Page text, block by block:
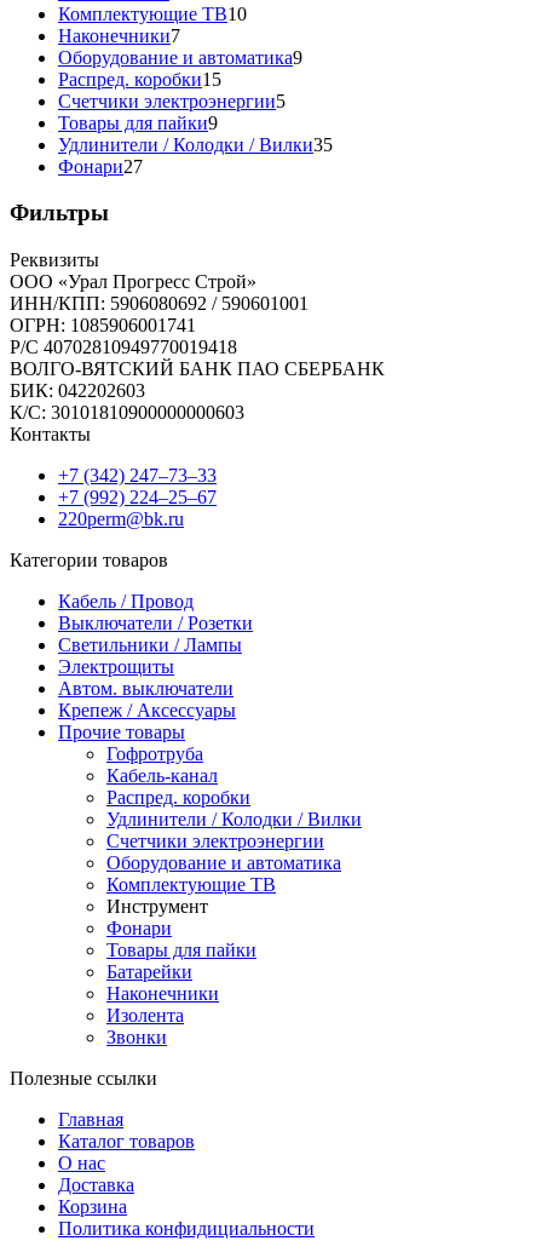
товаров
Комплектующие ТВ1010
Наконечники77
товаров
Оборудование и автоматика99
Распред. коробки1515
товаров
Счетчики электроэнергии55
Товары для пайки99
товаров
Удлинители / Колодки / Вилки3535
Фонари2727
Фильтры
Реквизиты
ООО «Урал Прогресс Строй»
ИНН/КПП: 5906080692 / 590601001
ОГРН: 1085906001741
Р/C 40702810949770019418
ВОЛГО-ВЯТСКИЙ БАНК ПАО СБЕРБАНК
БИК: 042202603
К/С: 30101810900000000603
Контакты
+7 (342) 247‒73‒33
+7 (992) 224‒25‒67
220perm@bk.ru
Категории товаров
Кабель / Провод
Выключатели / Розетки
Светильники / Лампы
Электрощиты
Автом. выключатели
Крепеж / Аксессуары
Прочие товары
Гофротруба
Кабель-канал
Распред. коробки
Удлинители / Колодки / Вилки
Счетчики электроэнергии
Оборудование и автоматика
Комплектующие ТВ
Инструмент
Фонари
Товары для пайки
Батарейки
Наконечники
Изолента
Звонки
Полезные ссылки
Главная
Каталог товаров
О нас
Доставка
Корзина
Политика конфидициальности